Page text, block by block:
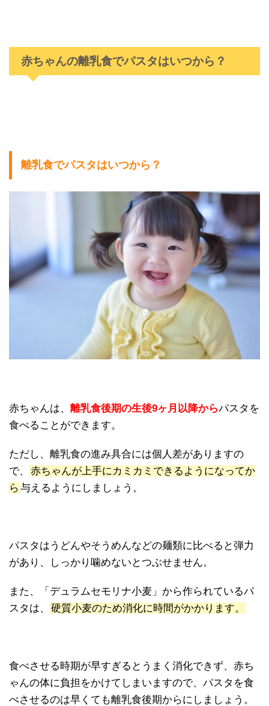
赤ちゃんの離乳食でパスタはいつから？
離乳食でパスタはいつから？
赤ちゃんは、 離乳食後期の生後9ヶ月以降からパスタを
食べることができます。
ただし、離乳食の進み具合には個人差がありますの
で、
赤ちゃんが上手にカミカミできるようになってか
ら 与えるようにしましょう。
パスタはうどんやそうめんなどの麺類に比べると弾力
があり、しっかり噛めないとつぶせません。
また、「デュラムセモリナ小麦」から作られているパ
スタは、
硬質小麦のため消化に時間がかかります。
食べさせる時期が早すぎるとうまく消化できず、赤ち
ゃんの体に負担をかけてしまいますので、パスタを食
べさせるのは早くても離乳食後期からにしましょう。